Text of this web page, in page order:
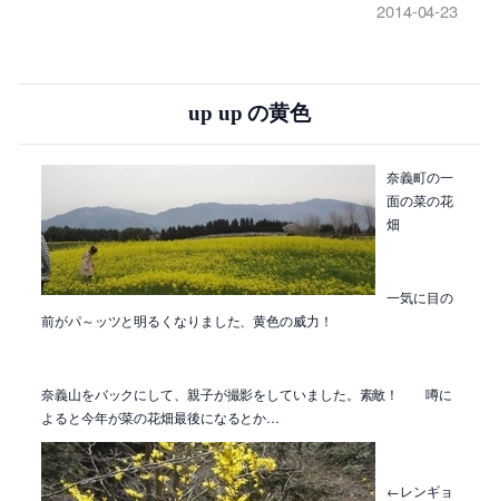
2014-04-23
up up の黄色
奈義町の一
面の菜の花
畑
一気に目の
前がパ～ッツと明るくなりました、黄色の威力！
奈義山をバックにして、親子が撮影をしていました。素敵！ 噂に
よると今年が菜の花畑最後になるとか…
←レンギョ